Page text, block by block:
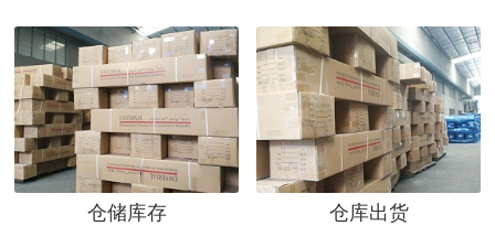
仓储库存 仓库出货